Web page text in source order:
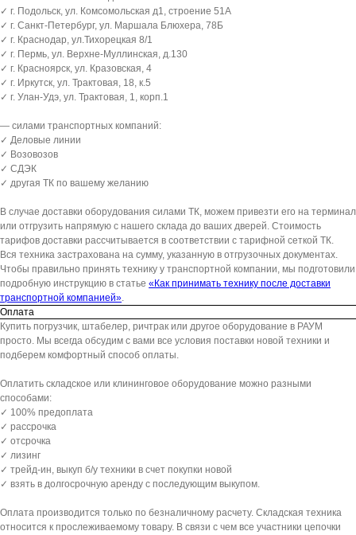
✓ г. Подольск, ул. Комсомольская д1, строение 51А
✓ г. Санкт-Петербург, ул. Маршала Блюхера, 78Б
✓ г. Краснодар, ул.Тихорецкая 8/1
✓ г. Пермь, ул. Верхне-Муллинская, д.130
✓ г. Красноярск, ул. Кразовская, 4
✓ г. Иркутск, ул. Трактовая, 18, к.5
✓ г. Улан-Удэ, ул. Трактовая, 1, корп.1
— силами транспортных компаний:
✓ Деловые линии
✓ Возовозов
✓ СДЭК
✓ другая ТК по вашему желанию
В случае доставки оборудования силами ТК, можем привезти его на терминал
или отгрузить напрямую с нашего склада до ваших дверей. Стоимость
тарифов доставки рассчитывается в соответствии с тарифной сеткой ТК.
Вся техника застрахована на сумму, указанную в отгрузочных документах.
Чтобы правильно принять технику у транспортной компании, мы подготовили
подробную инструкцию в статье «Как принимать технику после доставки
транспортной компанией».
Оплата
Купить погрузчик, штабелер, ричтрак или другое оборудование в РАУМ
просто. Мы всегда обсудим с вами все условия поставки новой техники и
подберем комфортный способ оплаты.
Оплатить складское или клининговое оборудование можно разными
способами:
✓ 100% предоплата
✓ рассрочка
✓ отсрочка
✓ лизинг
✓ трейд-ин, выкуп б/у техники в счет покупки новой
✓ взять в долгосрочную аренду с последующим выкупом.
Оплата производится только по безналичному расчету. Складская техника
относится к прослеживаемому товару. В связи с чем все участники цепочки